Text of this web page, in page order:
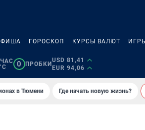
ГОРОСКОП КУРСЫ ВАЛЮТ ИГРЫ
0 ПРОБКИ
USD 81,41
EUR 94,06
в Тюмени Где начать новую жизнь?